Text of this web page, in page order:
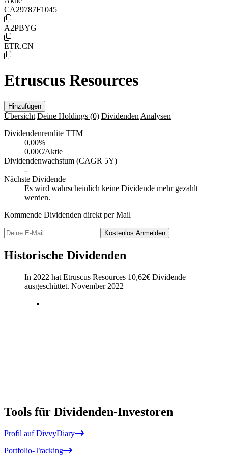
CA29787F1045
A2PBYG
ETR.CN
Etruscus Resources
Hinzufügen
Übersicht Deine Holdings (0) Dividenden Analysen
Dividendenrendite TTM
0,00%
0,00€/Aktie
Dividendenwachstum (CAGR 5Y)
-
Nächste Dividende
Es wird wahrscheinlich keine Dividende mehr gezahlt
werden.
Kommende Dividenden direkt per Mail
Kostenlos Anmelden
Historische Dividenden
In 2022 hat Etruscus Resources 10,62€ Dividende
ausgeschüttet. November 2022
Tools für Dividenden-Investoren
Profil auf DivvyDiary
Portfolio-Tracking